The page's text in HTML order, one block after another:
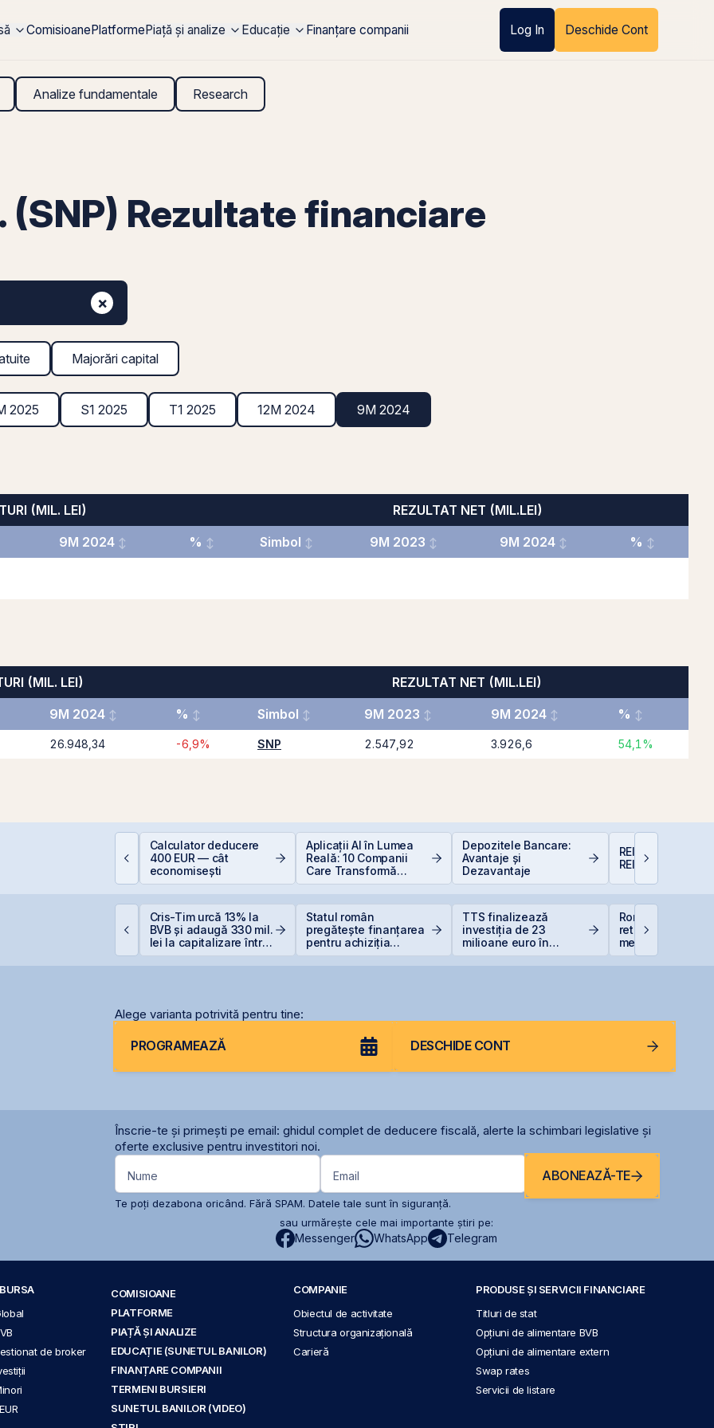
ComisioanePlatformePiață și analize Educație Finanțare companii Log In Deschide Cont
Analize fundamentale Research
(SNP) Rezultate financiare
×
Majorări capital
2025 S1 2025 T1 2025 12M 2024 9M 2024
(MIL. LEI)
REZULTAT NET (MIL.LEI)
9M 2024 % Simbol 9M 2023 9M 2024 %
(MIL. LEI)
REZULTAT NET (MIL.LEI)
9M 2024 % Simbol 9M 2023 9M 2024 %
26.948,34 -6,9% SNP 2.547,92 3.926,6 54,1%
Calculator deducere
400 EUR — cât
economisești
Aplicații AI în Lumea
Reală: 10 Companii
Care Transformă
Industriile
Depozitele Bancare:
Avantaje și
Dezavantaje
REIT-urile
REIT-urile
Cris-Tim urcă 13% la
BVB și adaugă 330 mil.
lei la capitalizare într-o
Statul român
pregătește finanțarea
pentru achiziția
TTS finalizează
investiția de 23
milioane euro în
România evită
retrogradarea,
menține ratingul
României la BBB-
Alege varianta potrivită pentru tine:
PROGRAMEAZĂ DESCHIDE CONT
Înscrie-te și primești pe email: ghidul complet de deducere fiscală, alerte la schimbari legislative și
oferte exclusive pentru investitori noi.
Nume Email ABONEAZĂ-TE
Te poți dezabona oricând. Fără SPAM. Datele tale sunt în siguranță.
sau urmărește cele mai importante știri pe:
Messenger WhatsApp Telegram
de broker
COMISIOANE
PLATFORME
PIAȚĂ ȘI ANALIZE
EDUCAȚIE (SUNETUL BANILOR)
FINANȚARE COMPANII
TERMENI BURSIERI
SUNETUL BANILOR (VIDEO)
COMPANIE
Obiectul de activitate
Structura organizațională
Carieră
PRODUSE ȘI SERVICII FINANCIARE
Titluri de stat
Opțiuni de alimentare BVB
Opțiuni de alimentare extern
Swap rates
Servicii de listare